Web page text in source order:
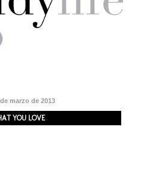
marzo de 2013
YOU LOVE